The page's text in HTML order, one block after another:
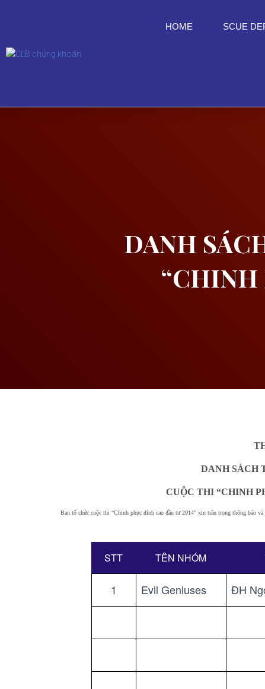
HOME SCUE
DANH
“CHINH
DANH SÁCH
CUỘC THI “CHINH
Ban tổ chức cuộc thi “Chinh phục đỉnh cao đầu tư 2014” xin trân trọng thông báo
STT TÊN NHÓM
1 Evil Geniuses ĐH